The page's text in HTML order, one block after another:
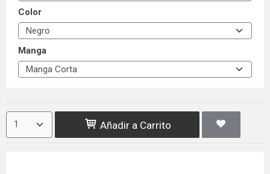
Color
Manga
Añadir a Carrito